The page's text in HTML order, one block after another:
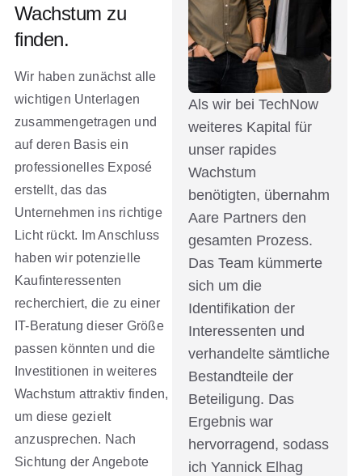
Wachstum zu
finden.
Wir haben zunächst alle
wichtigen Unterlagen
zusammengetragen und
auf deren Basis ein
professionelles Exposé
erstellt, das das
Unternehmen ins richtige
Licht rückt. Im Anschluss
haben wir potenzielle
Kaufinteressenten
recherchiert, die zu einer
IT-Beratung dieser Größe
passen könnten und die
Investitionen in weiteres
Wachstum attraktiv finden,
um diese gezielt
anzusprechen. Nach
Sichtung der Angebote
Als wir bei TechNow
weiteres Kapital für
unser rapides
Wachstum
benötigten, übernahm
Aare Partners den
gesamten Prozess.
Das Team kümmerte
sich um die
Identifikation der
Interessenten und
verhandelte sämtliche
Bestandteile der
Beteiligung. Das
Ergebnis war
hervorragend, sodass
ich Yannick Elhag